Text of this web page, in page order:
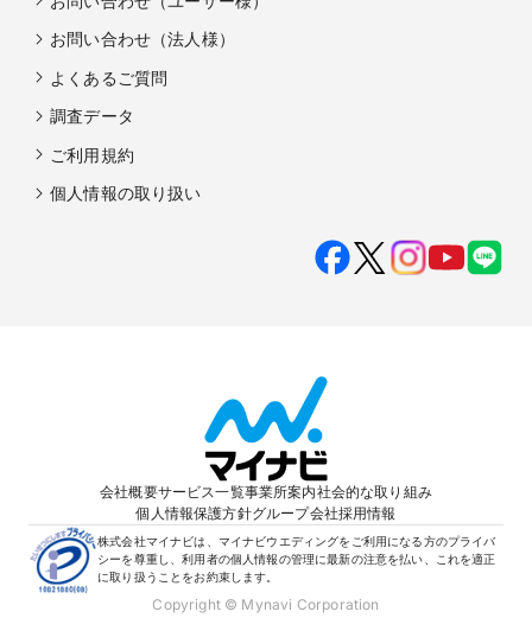
お問い合わせ（法人様）
よくあるご質問
調査データ
ご利用規約
個人情報の取り扱い
会社概要サービス一覧事業所案内社会的な取り組み
個人情報保護方針グループ会社採用情報
株式会社マイナビは、マイナビウエディングをご利用になる方のプライバ
シーを尊重し、利用者の個人情報の管理に最新の注意を払い、これを適正
に取り扱うことをお約束します。
Copyright © Mynavi Corporation